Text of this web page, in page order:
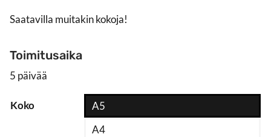
Saatavilla muitakin kokoja!
Toimitusaika
5 päivää
Koko
A5
A4